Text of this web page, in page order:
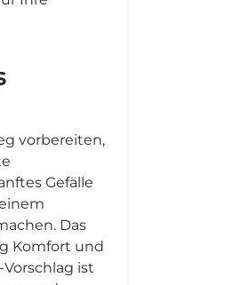
vorbereiten,
Gefälle
Das
Komfort und
ist